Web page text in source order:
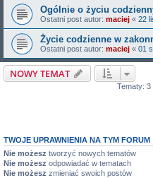
Ogólnie o życiu
Ostatni post autor: maciej « 22
Życie codzienne w
Ostatni post autor: maciej « 01
NOWY TEMAT
Tematy: 3
TWOJE UPRAWNIENIA NA TYM FORUM
Nie możesz tworzyć nowych tematów
Nie możesz odpowiadać w tematach
Nie możesz zmieniać swoich postów